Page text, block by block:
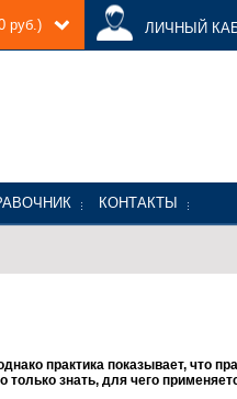
руб.) ЛИЧНЫЙ
КОНТАКТЫ
практика показывает, что
знать, для чего